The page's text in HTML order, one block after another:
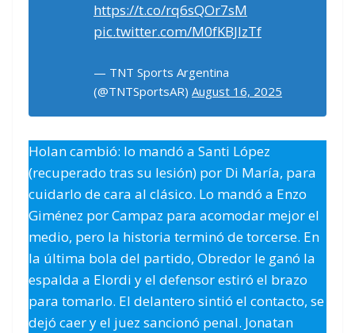
https://t.co/rq6sQOr7sM
pic.twitter.com/M0fKBJlzTf
— TNT Sports Argentina
(@TNTSportsAR) August 16, 2025
Holan cambió: lo mandó a Santi López
(recuperado tras su lesión) por Di María, para
cuidarlo de cara al clásico. Lo mandó a Enzo
Giménez por Campaz para acomodar mejor el
medio, pero la historia terminó de torcerse. En
la última bola del partido, Obredor le ganó la
espalda a Elordi y el defensor estiró el brazo
para tomarlo. El delantero sintió el contacto, se
dejó caer y el juez sancionó penal. Jonatan